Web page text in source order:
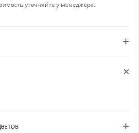
уточняйте у менеджера.